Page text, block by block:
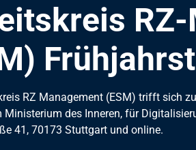
RZ Management (ESM) trifft sich
des Inneren, für
41, 70173 Stuttgart und online.